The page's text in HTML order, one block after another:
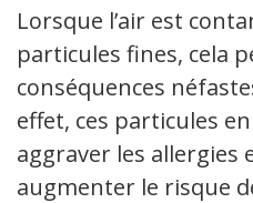
Lorsque l’air est
particules fines, cela
conséquences
effet, ces particules
aggraver les allergies
augmenter le risque